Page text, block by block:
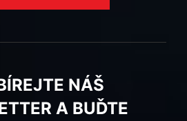
NÁŠ
A BUĎTE